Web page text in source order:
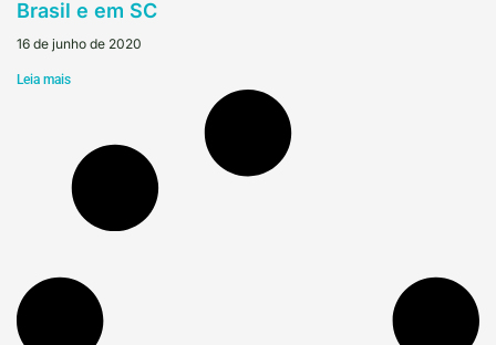
Brasil e em SC
16 de junho de 2020
Leia mais